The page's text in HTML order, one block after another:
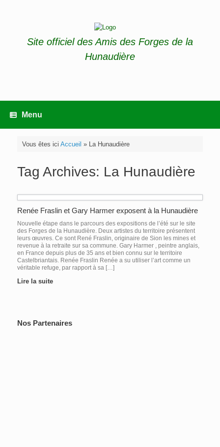
Site officiel des Amis des Forges de la
Hunaudière
Menu
Vous êtes ici Accueil » La Hunaudière
Tag Archives: La Hunaudière
Renée Fraslin et Gary Harmer exposent à la Hunaudière
Nouvelle étape dans le parcours des expositions de l’été sur le site
des Forges de la Hunaudière. Deux artistes du territoire présentent
leurs œuvres. Ce sont René Fraslin, originaire de Sion les mines et
revenue à la retraite sur sa commune. Gary Harmer , peintre anglais,
en France depuis plus de 35 ans et bien connu sur le territoire
Castelbriantais. Renée Fraslin Renée a su utiliser l’art comme un
véritable refuge, par rapport à sa […]
Lire la suite
Nos Partenaires